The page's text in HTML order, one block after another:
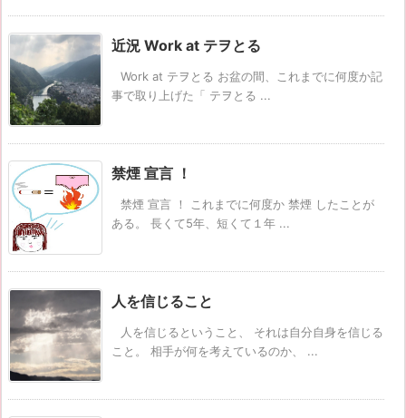
近況 Work at テヲとる
Work at テヲとる お盆の間、これまでに何度か記
事で取り上げた「 テヲとる ...
禁煙 宣言 ！
禁煙 宣言 ！ これまでに何度か 禁煙 したことが
ある。 長くて5年、短くて１年 ...
人を信じること
人を信じるということ、 それは自分自身を信じる
こと。 相手が何を考えているのか、 ...